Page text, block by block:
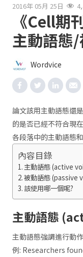
2016年 05月 25日
《Cell期
主動語態
Wordvice
論文該用主動語態還
的是否已經不符合現
各段落中的主動語態
內容目錄
主動語態 (active
被動語態 (passive
該使用哪一個呢?
主動語態
主動語態強調進行動
例: Researchers